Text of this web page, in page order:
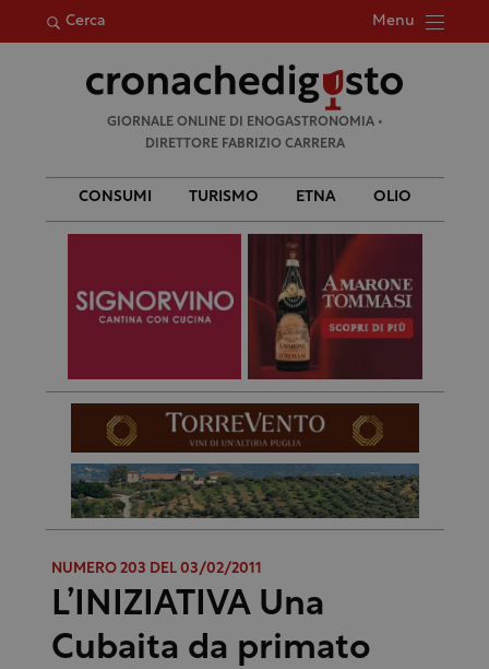
Cerca Menu
per:
GIORNALE ONLINE DI ENOGASTRONOMIA •
DIRETTORE FABRIZIO CARRERA
CONSUMI TURISMO ETNA OLIO
NUMERO 203 DEL 03/02/2011
L’INIZIATIVA Una
Cubaita da primato